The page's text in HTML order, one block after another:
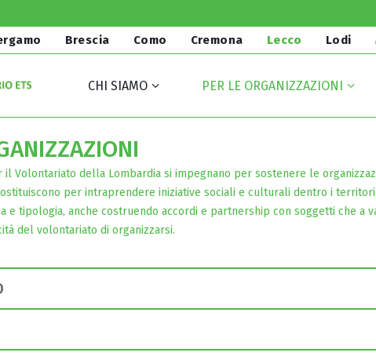
Brescia Como Cremona Lecco Lodi
CHI SIAMO PER LE ORGANIZZAZIONI
il Volontariato della Lombardia si impegnano per sostenere le
per intraprendere iniziative sociali e culturali dentro i
e tipologia, anche costruendo accordi e partnership con soggetti che a
del volontariato di organizzarsi.